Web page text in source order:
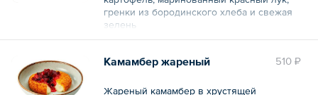
гренки из бородинского хлеба и свежая
зелень
510 ₽
Камамбер жареный
Жареный камамбер в хрустящей